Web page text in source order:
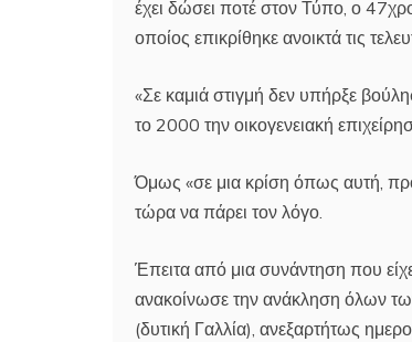
έχει δώσει ποτέ στον Τύπο, ο
οποίος επικρίθηκε ανοικτά τις
«Σε καμιά στιγμή δεν υπήρξε
το 2000 την οικογενειακή
Όμως «σε μια κρίση όπως αυτή,
τώρα να πάρει τον λόγο.
Έπειτα από μια συνάντηση που
ανακοίνωσε την ανάκληση όλων
(δυτική Γαλλία), ανεξαρτήτως